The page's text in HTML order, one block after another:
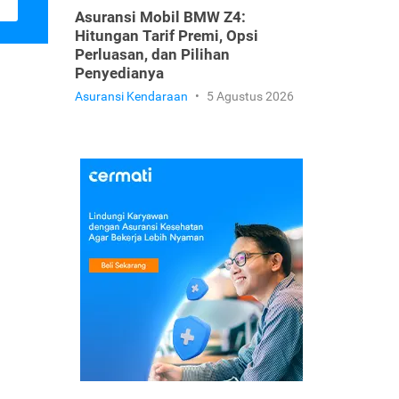
Asuransi Mobil BMW Z4:
Hitungan Tarif Premi, Opsi
Perluasan, dan Pilihan
Penyedianya
Asuransi Kendaraan • 5 Agustus 2026